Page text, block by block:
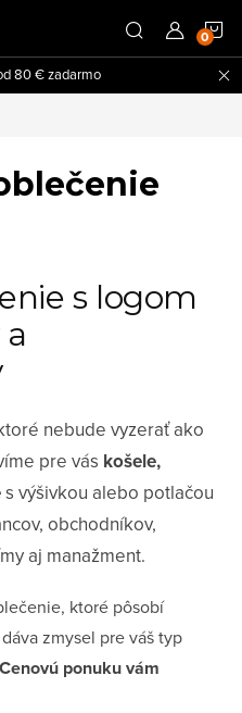
80 € zadarmo
s logom
nebude vyzerať ako
pre vás košele,
s výšivkou alebo potlačou
obchodníkov,
aj manažment.
ktoré pôsobí
zmysel pre váš typ
ponuku vám